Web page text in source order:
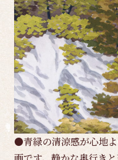
●青緑の清涼感が心地